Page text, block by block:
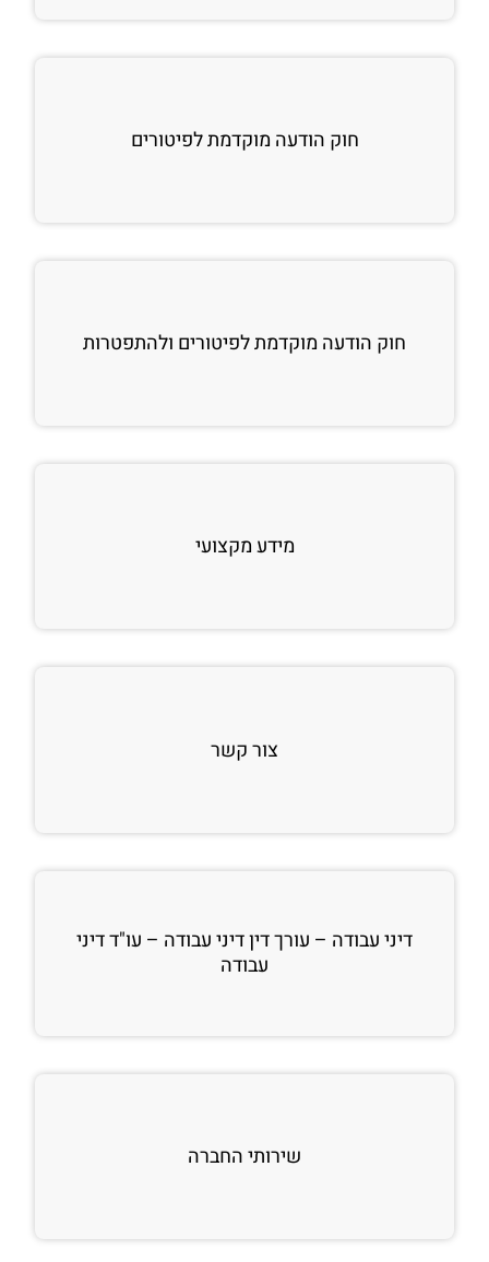
חוק הודעה מוקדמת לפיטורים
חוק הודעה מוקדמת לפיטורים ולהתפטרות
מידע מקצועי
צור קשר
דיני עבודה – עורך דין דיני עבודה – עו"ד דיני
עבודה
שירותי החברה